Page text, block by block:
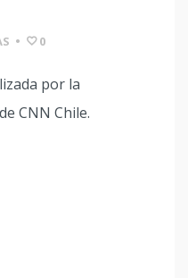
• 0
por la
CNN Chile.